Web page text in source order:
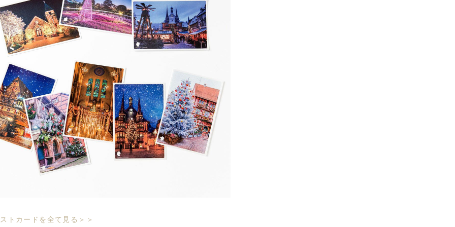
トカードを全て見る＞＞